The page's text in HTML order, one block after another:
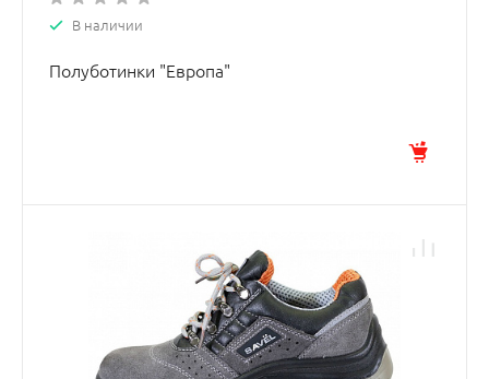
В наличии
Полуботинки "Европа"